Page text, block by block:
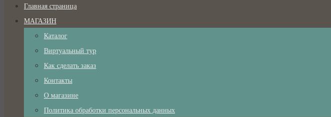
Главная страница
МАГАЗИН
Каталог
Виртуальный тур
Как сделать заказ
Контакты
О магазине
Политика обработки персональных данных